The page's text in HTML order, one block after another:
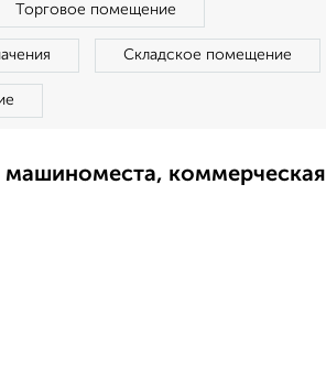
Торговое помещение
Складское помещение
коммерческая